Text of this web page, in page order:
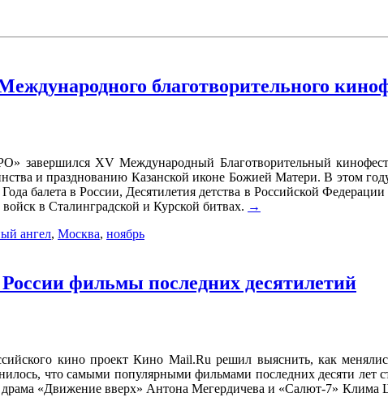
благотворительного
завершился XV Международный Благотворительный
и празднованию Казанской иконе Божией Матери. В этом
балета в России, Десятилетия детства в Российской
в Сталинградской и Курской битвах. →
ангел, Москва, ноябрь
фильмы последних десятилетий
кино проект Кино Mail.Ru решил выяснить, как
что самыми популярными фильмами последних десяти
«Движение вверх» Антона Мегердичева и «Салют-7»